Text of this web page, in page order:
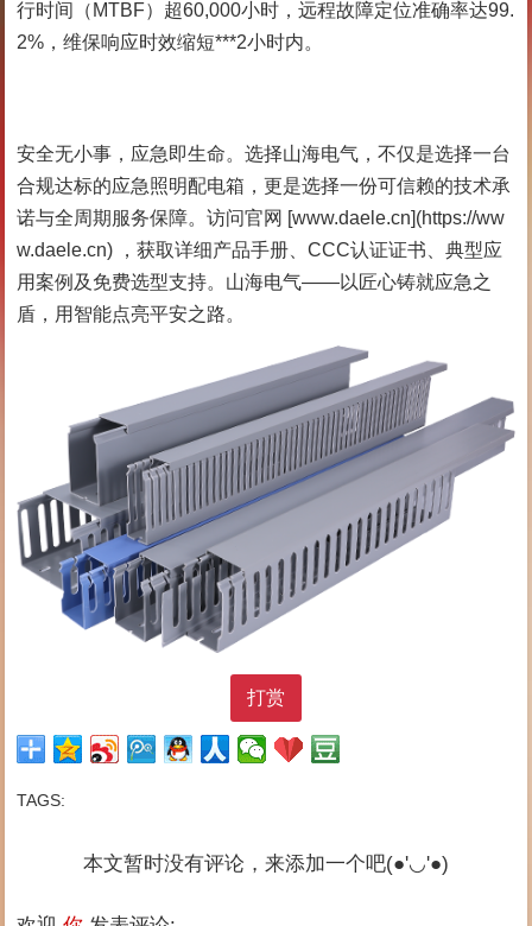
行时间（MTBF）超60,000小时，远程故障定位准确率达99.
2%，维保响应时效缩短***2小时内。
安全无小事，应急即生命。选择山海电气，不仅是选择一台
合规达标的应急照明配电箱，更是选择一份可信赖的技术承
诺与全周期服务保障。访问官网 [www.daele.cn](https://ww
w.daele.cn) ，获取详细产品手册、CCC认证证书、典型应
用案例及免费选型支持。山海电气——以匠心铸就应急之
盾，用智能点亮平安之路。
打赏
TAGS:
本文暂时没有评论，来添加一个吧(●'◡'●)